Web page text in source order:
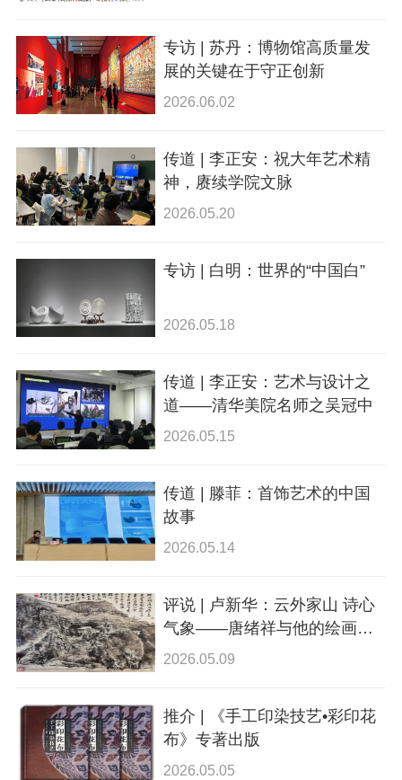
专访 | 苏丹：博物馆高质量发
展的关键在于守正创新
2026.06.02
传道 | 李正安：祝大年艺术精
神，赓续学院文脉
2026.05.20
专访 | 白明：世界的“中国白”
2026.05.18
传道 | 李正安：艺术与设计之
道——清华美院名师之吴冠中
2026.05.15
传道 | 滕菲：首饰艺术的中国
故事
2026.05.14
评说 | 卢新华：云外家山 诗心
气象——唐绪祥与他的绘画作
品
2026.05.09
推介 | 《手工印染技艺•彩印花
布》专著出版
2026.05.05